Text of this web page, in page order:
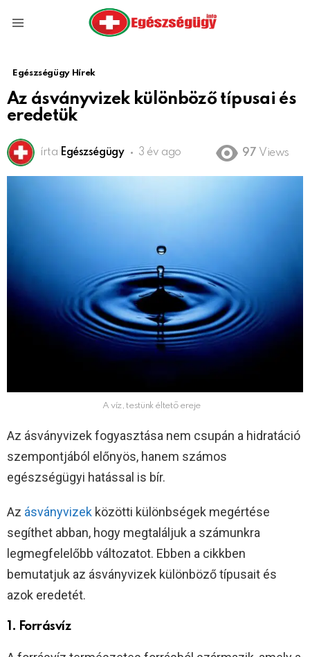
Egészségügy Hírek
Az ásványvizek különböző típusai és
eredetük
írta Egészségügy 3 év ago 97 Views
A víz, testünk éltető ereje
Az ásványvizek fogyasztása nem csupán a hidratáció
szempontjából előnyös, hanem számos
egészségügyi hatással is bír.
Az ásványvizek közötti különbségek megértése
segíthet abban, hogy megtaláljuk a számunkra
legmegfelelőbb változatot. Ebben a cikkben
bemutatjuk az ásványvizek különböző típusait és
azok eredetét.
1. Forrásvíz